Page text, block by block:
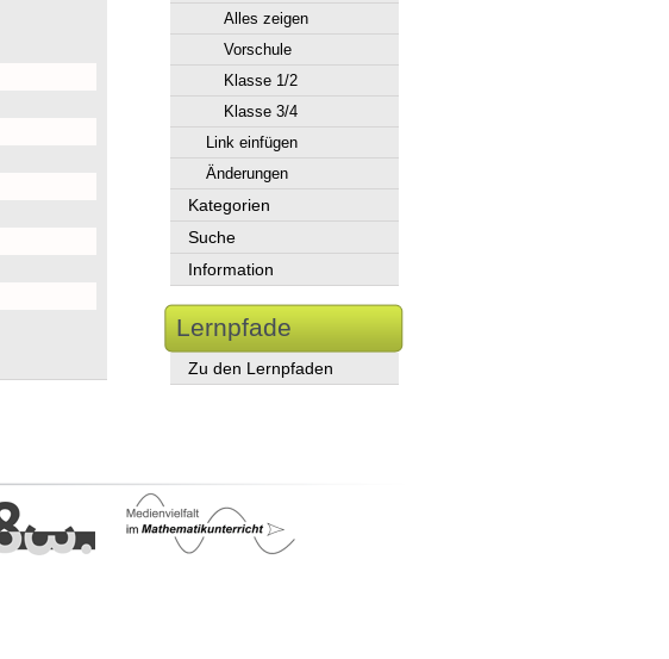
Alles zeigen
Vorschule
Klasse 1/2
Klasse 3/4
Link einfügen
Änderungen
Kategorien
Suche
Information
Lernpfade
Zu den Lernpfaden